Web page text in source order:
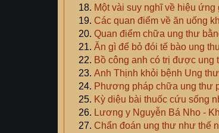
Một vài suy nghĩ về hiệu
Các quan điểm về ăn uống
Quan điểm chữa ung thư
Ăn gì để bỏ đói tế bào ung
Bồ công anh có trị được ung
Anh Thịnh khỏi bệnh Ung
Phương pháp chữa ung thư
Kỳ diệu bài thuốc cứu sống
Lương y Nguyễn Bá Nho -
Chẩn đoán ung thư như thế